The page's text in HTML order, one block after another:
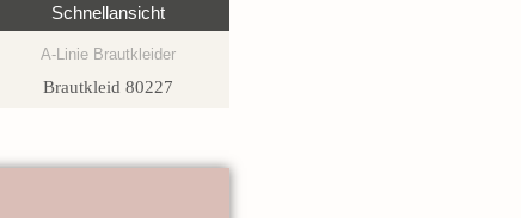
Schnellansicht
A-Linie Brautkleider
Brautkleid 80227